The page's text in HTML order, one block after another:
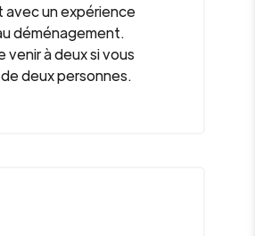
avec un expérience
déménagement.
venir à deux si vous
deux personnes.